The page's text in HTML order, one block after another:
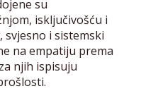
su
isključivošću i
i sistemski
na empatiju prema
njih ispisuju